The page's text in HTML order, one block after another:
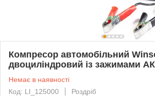
Компресор автомобільний
двоциліндровий із зажимами
Немає в наявності
Код: LI_125000
Роздріб